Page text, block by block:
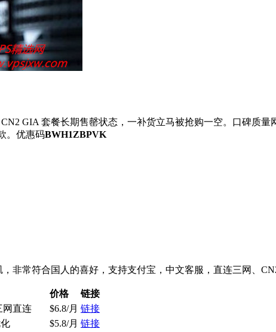
GIA 套餐长期售罄状态，一补货立马被抢购一空。口碑质
。优惠码BWH1ZBPVK
非常符合国人的喜好，支持支付宝，中文客服，直连三网、
价格
链接
网直连 $6.8/月 链接
$5.8/月 链接